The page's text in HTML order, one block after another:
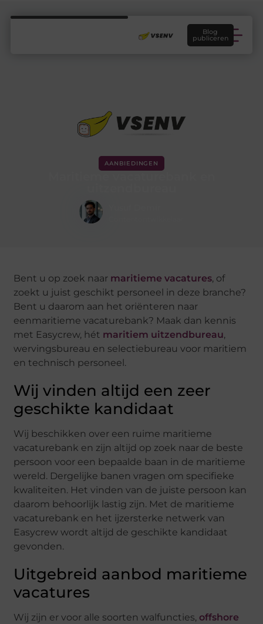
Blog
publiceren
AANBIEDINGEN
Bent u op zoek naar maritieme vacatures, of
zoekt u juist geschikt personeel in deze branche?
Bent u daarom aan het oriënteren naar
eenmaritieme vacaturebank? Maak dan kennis
met Easycrew, hét maritiem uitzendbureau,
wervingsbureau en selectiebureau voor maritiem
en technisch personeel.
Wij vinden altijd een zeer
geschikte kandidaat
Wij beschikken over een ruime maritieme
vacaturebank en zijn altijd op zoek naar de beste
persoon voor een bepaalde baan in de maritieme
wereld. Dergelijke banen vragen om specifieke
kwaliteiten. Het vinden van de juiste persoon kan
daarom behoorlijk lastig zijn. Met de maritieme
vacaturebank en het ijzersterke netwerk van
Easycrew wordt altijd de geschikte kandidaat
gevonden.
Uitgebreid aanbod maritieme
vacatures
Wij zijn er voor alle soorten walfuncties,offshore